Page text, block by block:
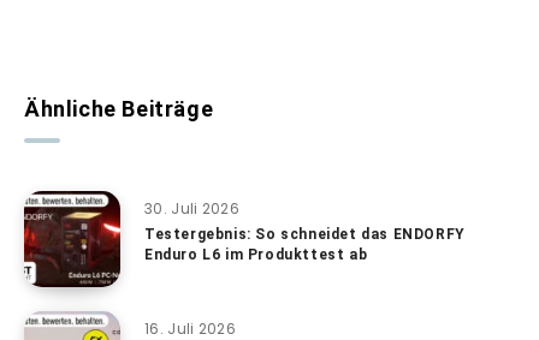
Ähnliche Beiträge
30. Juli 2026
Testergebnis: So schneidet das ENDORFY
Enduro L6 im Produkttest ab
16. Juli 2026